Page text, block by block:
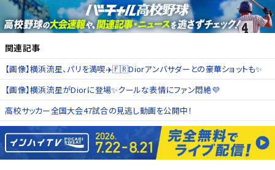
関連記事
【画像】横浜流星、パリを満喫✈️🇫🇷Diorアンバサダーとの豪華ショットも✨
【画像】横浜流星がDiorに登場✨クールな表情にファン悶絶💜
高校サッカー全国大会47試合の見逃し動画を公開中！